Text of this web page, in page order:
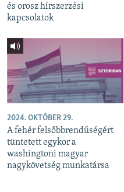
és orosz hírszerzési
kapcsolatok
2024. OKTÓBER 29.
A fehér felsőbbrendűségért
tüntetett egykor a
washingtoni magyar
nagykövetség munkatársa